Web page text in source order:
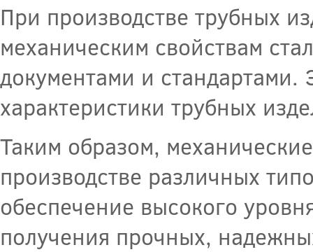
При производстве трубных
механическим свойствам
документами и стандартами.
характеристики трубных
Таким образом,
производстве различных
обеспечение высокого
получения прочных,